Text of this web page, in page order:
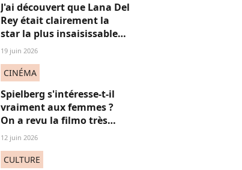
J'ai découvert que Lana Del
Rey était clairement la
star la plus insaisissable
de la pop, et voici
19 juin 2026
CINÉMA
Spielberg s'intéresse-t-il
vraiment aux femmes ?
On a revu la filmo très
masculine du maestro
12 juin 2026
CULTURE